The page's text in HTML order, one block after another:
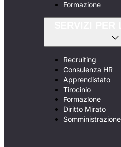
Formazione
Recruiting
Consulenza HR
Apprendistato
Tirocinio
Formazione
Diritto Mirato
Somministrazione